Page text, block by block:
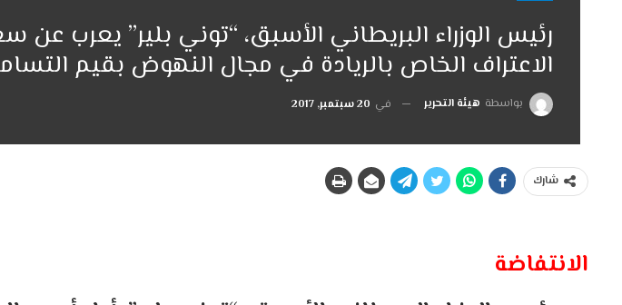
رئيس الوزراء البريطاني الأسبق، “توني بلير” يعرب
الاعتراف الخاص بالريادة في مجال النهوض بقيم
بواسطة هيئة التحرير في 20 سبتمبر, 2017
شارك
الانتفاضة